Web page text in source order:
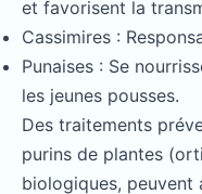
et favorisent la
Cassimires :
Punaises : Se
les jeunes pousses.
Des traitements
purins de plantes
biologiques, peuvent